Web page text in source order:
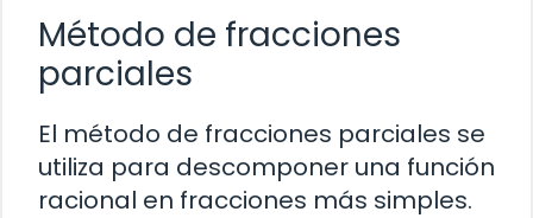
Método de fracciones
parciales
El método de fracciones parciales se
utiliza para descomponer una función
racional en fracciones más simples.